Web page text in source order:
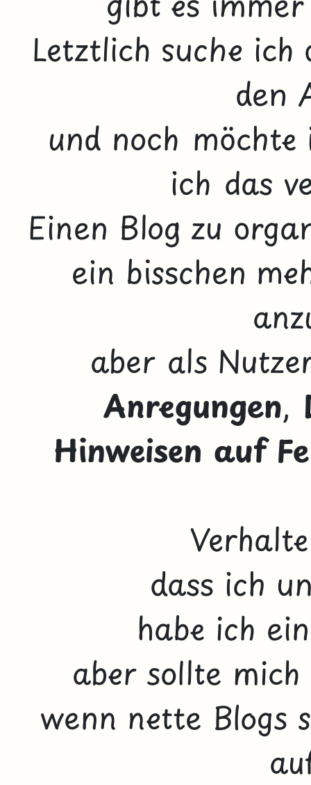
Letztlich suche ich
den
und noch möchte
ich das
Einen Blog zu
ein bisschen
aber als
Anregungen,
Hinweisen auf
dass ich
habe ich
aber sollte
wenn nette Blogs